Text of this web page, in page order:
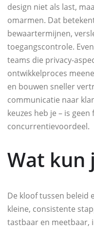
design niet als last,
omarmen. Dat
bewaartermijnen,
toegangscontrole.
teams die privacy-
ontwikkelproces
en bouwen sneller
communicatie naar
keuzes heb je – is
concurrentievoordeel.
Wat kun
De kloof tussen beleid
kleine, consistente
tastbaar en meetbaar,